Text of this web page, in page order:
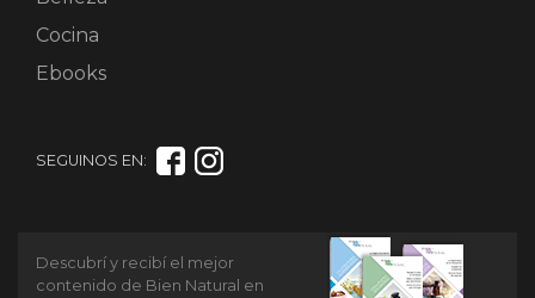
Cocina
Ebooks
SEGUINOS EN:
Descubrí y recibí el mejor
contenido de Bien Natural en